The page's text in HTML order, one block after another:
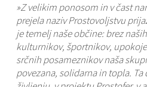
»Z velikim ponosom in v čast
prejela naziv Prostovoljstvu
je temelj naše občine: brez
kulturnikov, športnikov,
srčnih posameznikov naša
povezana, solidarna in topla. Ta